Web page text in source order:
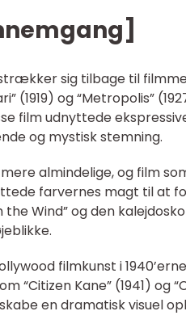
sig tilbage til
(1919) og “Metropolis”
film udnyttede
og mystisk stemning.
almindelige, og film
farvernes magt til at
Wind” og den
filmkunst i
“Citizen Kane” (1941) og
en dramatisk visuel